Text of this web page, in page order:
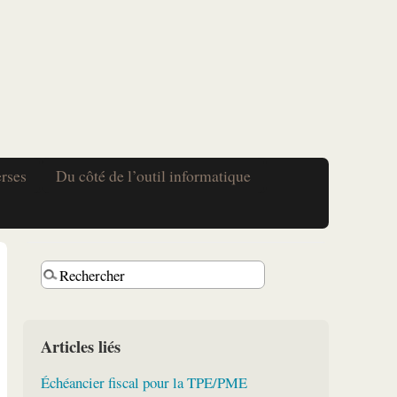
Du côté de l’outil informatique
Articles liés
Échéancier fiscal pour la TPE/PME